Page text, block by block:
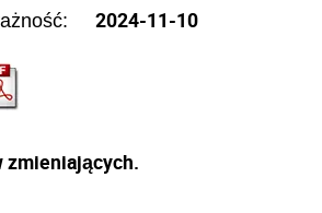
2024-11-10
zmieniających.